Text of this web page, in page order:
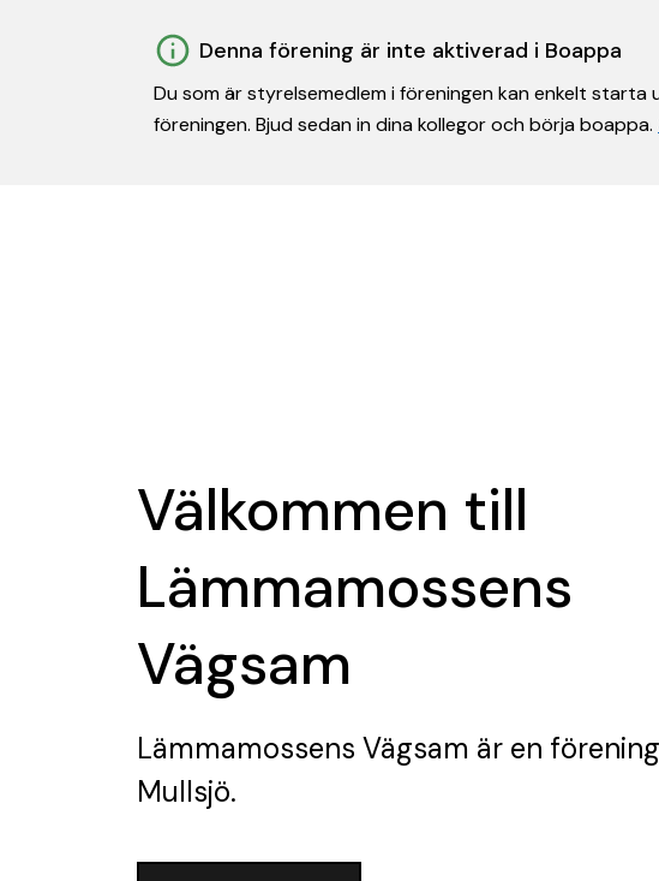
Denna förening är inte aktiverad i Boappa
Du som är styrelsemedlem i föreningen kan enkelt
föreningen. Bjud sedan in dina kollegor och börja boappa.
Välkommen till
Lämmamossens
Vägsam
Lämmamossens Vägsam är en förening
Mullsjö.